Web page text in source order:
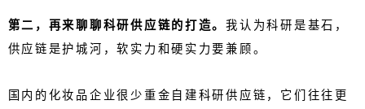
第二，再来聊聊科研供应链的打造。我认为科研是基石，
供应链是护城河，软实力和硬实力要兼顾。
国内的化妆品企业很少重金自建科研供应链，它们往往更